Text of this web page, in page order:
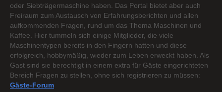
oder Siebträgermaschine haben. Das Portal bietet aber auch
Freiraum zum Austausch von Erfahrungsberichten und allen
aufkommenden Fragen, rund um das Thema Maschinen und
Kaffee. Hier tummeln sich einige Mitglieder, die viele
Maschinentypen bereits in den Fingern hatten und diese
erfolgreich, hobbymäßig, wieder zum Leben erweckt haben. Als
Gast sind sie berechtigt in einem extra für Gäste eingerichteten
Bereich Fragen zu stellen, ohne sich registrieren zu müssen:
Gäste-Forum